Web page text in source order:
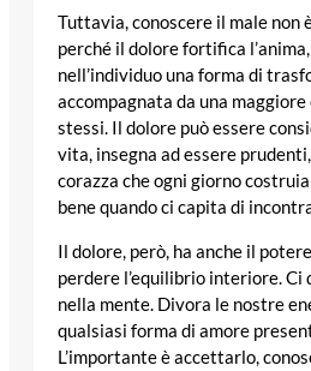
Tuttavia, conoscere il male non
perché il dolore fortifica
nell’individuo una forma di
accompagnata da una
stessi. Il dolore può essere
vita, insegna ad essere
corazza che ogni giorno
bene quando ci capita di
Il dolore, però, ha anche il
perdere l’equilibrio interiore. Ci
nella mente. Divora le nostre
qualsiasi forma di amore
L’importante è accettarlo,